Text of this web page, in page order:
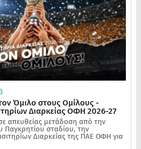
Όμιλο στους Ομίλους -
Διαρκείας ΟΦΗ 2026-27
απευθείας μετάδοση από την
Παγκρητίου σταδίου, την
Διαρκείας της ΠΑΕ ΟΦΗ για